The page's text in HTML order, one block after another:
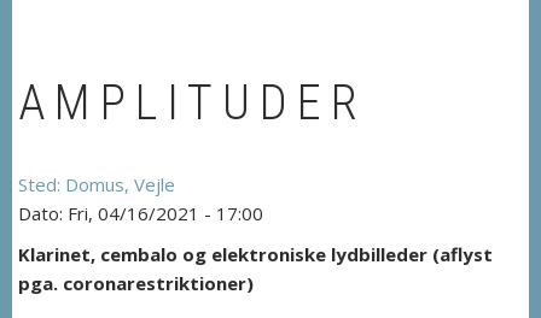
AMPLITUDER
Domus, Vejle
Fri, 04/16/2021 - 17:00
Klarinet, cembalo og elektroniske lydbilleder (aflyst
pga. coronarestriktioner)